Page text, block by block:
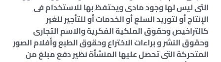
التى ليس لها وجود مادى ويحتفظ بها للاستخدام فى
الإنتاج أو لتوريد السلع أو الخدمات أو للتأجير للغير
كالتراخيص وحقوق الملكية الفكرية والاسم التجارى
وحقوق النشر و براءات الاختراع وحقوق الطبع وأفلام الصور
المتحركة التى تحصل عليها المنشأة نظير دفع مبلغ من